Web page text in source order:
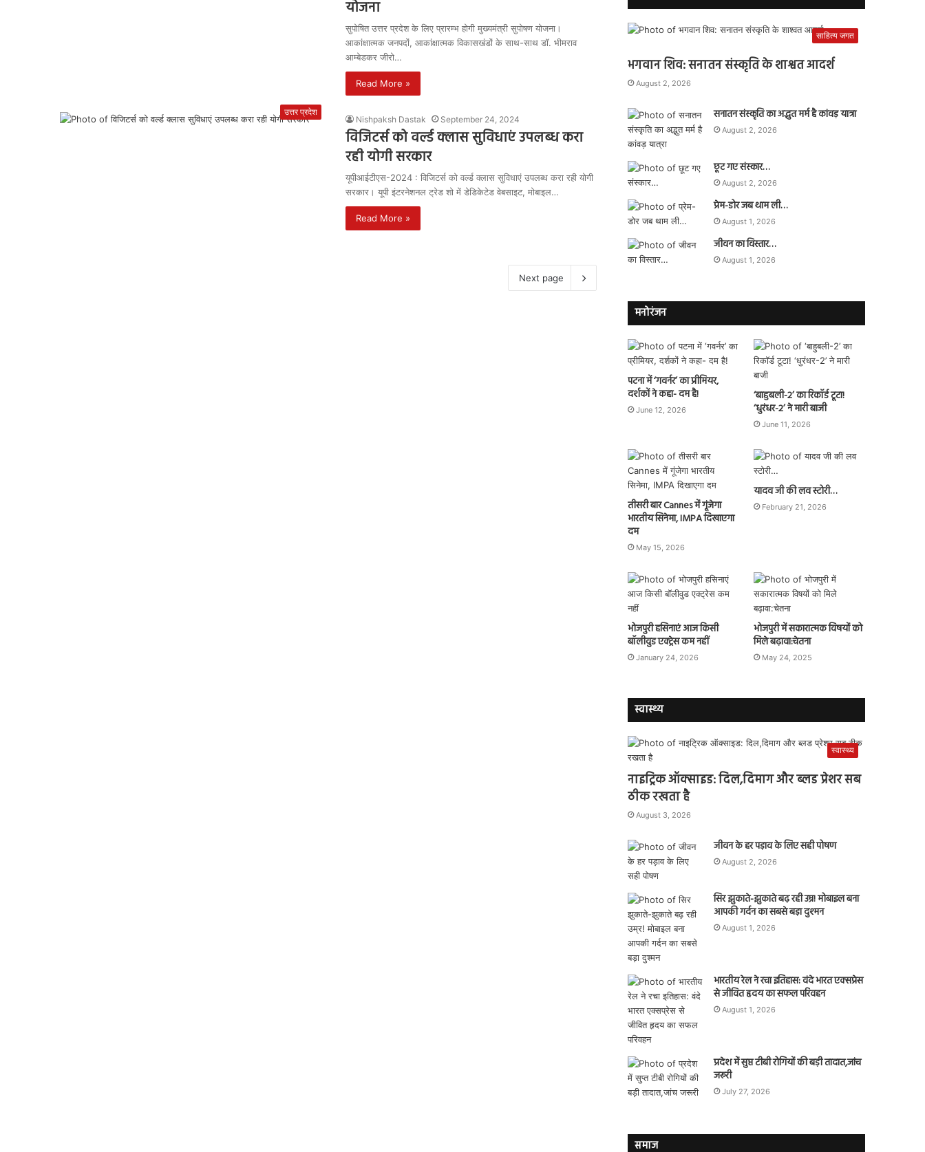
योजना
सुपोषित उत्तर प्रदेश के लिए प्रारम्भ होगी मुख्यमंत्री सुपोषण योजना।
आकांक्षात्मक जनपदों, आकांक्षात्मक विकासखंडों के साथ-साथ डॉ. भीमराव
आम्बेडकर जीरो…
Read More »
उत्तर प्रदेश
Nishpaksh Dastak September 24, 2024
विजिटर्स को वर्ल्ड क्लास सुविधाएं उपलब्ध करा
रही योगी सरकार
यूपीआईटीएस-2024 : विजिटर्स को वर्ल्ड क्लास सुविधाएं उपलब्ध करा रही योगी
सरकार। यूपी इंटरनेशनल ट्रेड शो में डेडिकेटेड वेबसाइट, मोबाइल…
Read More »
Next page
साहित्य जगत
भगवान शिव: सनातन संस्कृति के शाश्वत आदर्श
August 2, 2026
सनातन संस्कृति का अद्भुत मर्म है कांवड़ यात्रा
August 2, 2026
छूट गए संस्कार…
August 2, 2026
प्रेम-डोर जब थाम ली…
August 1, 2026
जीवन का विस्तार…
August 1, 2026
मनोरंजन
पटना में ‘गवर्नर’ का प्रीमियर,
दर्शकों ने कहा- दम है!
June 12, 2026
‘बाहुबली-2’ का रिकॉर्ड टूटा!
‘धुरंधर-2’ ने मारी बाजी
June 11, 2026
तीसरी बार Cannes में गूंजेगा
भारतीय सिनेमा, IMPA दिखाएगा
दम
May 15, 2026
यादव जी की लव स्टोरी…
February 21, 2026
भोजपुरी हसिनाएं आज किसी
बॉलीवुड एक्ट्रेस कम नहीं
January 24, 2026
भोजपुरी में सकारात्मक विषयों को
मिले बढ़ावा:चेतना
May 24, 2025
स्वास्थ्य
स्वास्थ्य
नाइट्रिक ऑक्साइड: दिल,दिमाग और ब्लड प्रेशर सब
ठीक रखता है
August 3, 2026
जीवन के हर पड़ाव के लिए सही पोषण
August 2, 2026
सिर झुकाते-झुकाते बढ़ रही उम्र! मोबाइल बना
आपकी गर्दन का सबसे बड़ा दुश्मन
August 1, 2026
भारतीय रेल ने रचा इतिहास: वंदे भारत एक्सप्रेस
से जीवित हृदय का सफल परिवहन
August 1, 2026
प्रदेश में सुप्त टीबी रोगियों की बड़ी तादात,जांच
जरूरी
July 27, 2026
समाज